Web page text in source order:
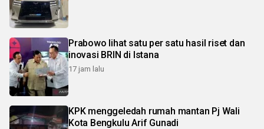
Prabowo lihat satu per satu hasil riset dan
inovasi BRIN di Istana
17 jam lalu
KPK menggeledah rumah mantan Pj Wali
Kota Bengkulu Arif Gunadi